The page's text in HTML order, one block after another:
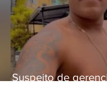
Suspeito de